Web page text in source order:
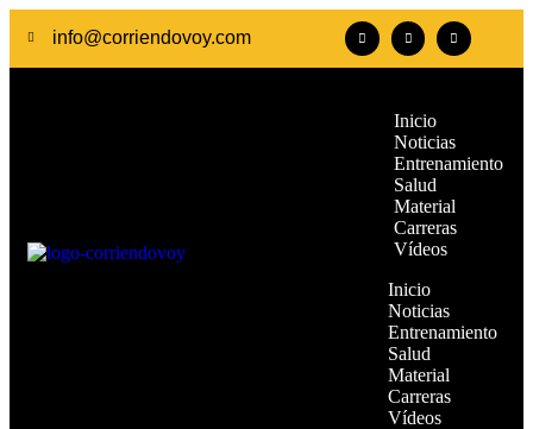
info@corriendovoy.com
Inicio
Noticias
Entrenamiento
Salud
Material
Carreras
Vídeos
Inicio
Noticias
Entrenamiento
Salud
Material
Carreras
Vídeos